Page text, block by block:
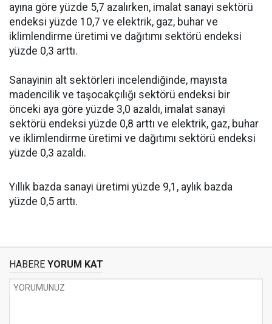
ayına göre yüzde 5,7 azalırken, imalat sanayi sektörü
endeksi yüzde 10,7 ve elektrik, gaz, buhar ve
iklimlendirme üretimi ve dağıtımı sektörü endeksi
yüzde 0,3 arttı.
Sanayinin alt sektörleri incelendiğinde, mayısta
madencilik ve taşocakçılığı sektörü endeksi bir
önceki aya göre yüzde 3,0 azaldı, imalat sanayi
sektörü endeksi yüzde 0,8 arttı ve elektrik, gaz, buhar
ve iklimlendirme üretimi ve dağıtımı sektörü endeksi
yüzde 0,3 azaldı.
Yıllık bazda sanayi üretimi yüzde 9,1, aylık bazda
yüzde 0,5 arttı.
HABERE YORUM KAT